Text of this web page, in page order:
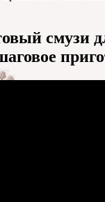
смузи